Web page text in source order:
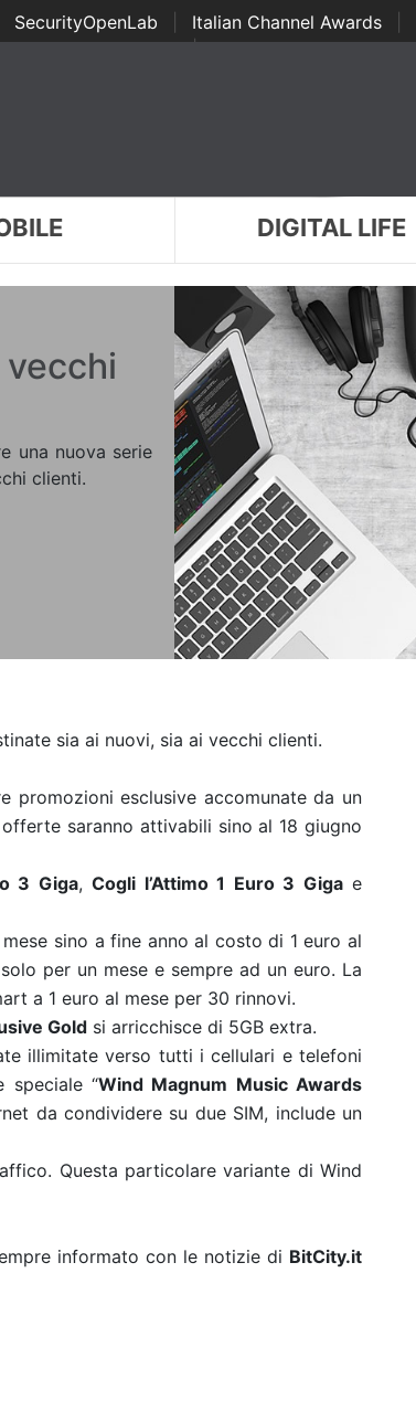
SecurityOpenLab Italian Channel Awards
Awards | ...
DIGITAL LIFE
una nuova serie
clienti.
sia ai nuovi, sia ai vecchi clienti.
promozioni esclusive accomunate da un
offerte saranno attivabili sino al 18 giugno
3 Giga, Cogli l’Attimo 1 Euro 3 Gigae
sino a fine anno al costo di 1 euro al
per un mese e sempre ad un euro. La
a 1 euro al mese per 30 rinnovi.
Gold si arricchisce di 5GB extra.
illimitate verso tutti i cellulari e telefoni
speciale “Wind Magnum Music Awards
da condividere su due SIM, include un
Questa particolare variante di Wind
informato con le notizie di BitCity.it